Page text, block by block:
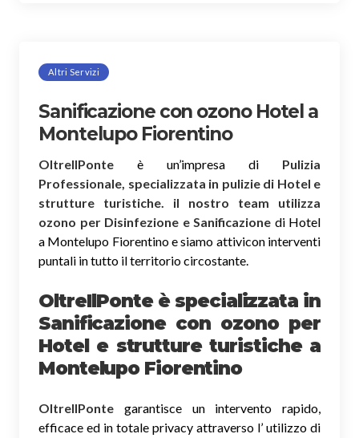
Altri Servizi
Sanificazione con ozono Hotel a
Montelupo Fiorentino
OltreIlPonte è un’impresa di Pulizia
Professionale, specializzata in pulizie di Hotel e
strutture turistiche. il nostro team utilizza
ozono per Disinfezione e Sanificazione di Hotel
a Montelupo Fiorentino e siamo attivicon interventi
puntali in tutto il territorio circostante.
OltreIlPonte è specializzata in
Sanificazione con ozono per
Hotel e strutture turistiche a
Montelupo Fiorentino
OltreIlPonte garantisce un intervento rapido,
efficace ed in totale privacy attraverso l’ utilizzo di